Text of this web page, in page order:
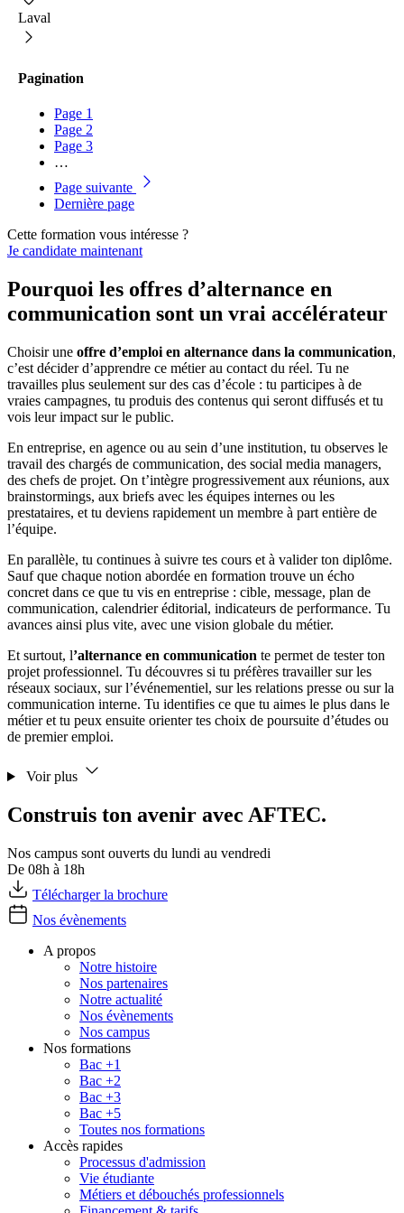
Laval
Pagination
Page 1
Page 2
Page 3
…
Page suivante
Dernière page
Cette formation vous intéresse ?
Je candidate maintenant
Pourquoi les offres d’alternance en
communication sont un vrai accélérateur
Choisir une offre d’emploi en alternance dans la communication,
c’est décider d’apprendre ce métier au contact du réel. Tu ne
travailles plus seulement sur des cas d’école : tu participes à de
vraies campagnes, tu produis des contenus qui seront diffusés et tu
vois leur impact sur le public.
En entreprise, en agence ou au sein d’une institution, tu observes le
travail des chargés de communication, des social media managers,
des chefs de projet. On t’intègre progressivement aux réunions, aux
brainstormings, aux briefs avec les équipes internes ou les
prestataires, et tu deviens rapidement un membre à part entière de
l’équipe.
En parallèle, tu continues à suivre tes cours et à valider ton diplôme.
Sauf que chaque notion abordée en formation trouve un écho
concret dans ce que tu vis en entreprise : cible, message, plan de
communication, calendrier éditorial, indicateurs de performance. Tu
avances ainsi plus vite, avec une vision globale du métier.
Et surtout, l’alternance en communication te permet de tester ton
projet professionnel. Tu découvres si tu préfères travailler sur les
réseaux sociaux, sur l’événementiel, sur les relations presse ou sur la
communication interne. Tu identifies ce que tu aimes le plus dans le
métier et tu peux ensuite orienter tes choix de poursuite d’études ou
de premier emploi.
Voir plus
Construis ton avenir avec AFTEC.
Nos campus sont ouverts du lundi au vendredi
De 08h à 18h
Télécharger la brochure
Nos évènements
A propos
Notre histoire
Nos partenaires
Notre actualité
Nos évènements
Nos campus
Nos formations
Bac +1
Bac +2
Bac +3
Bac +5
Toutes nos formations
Accès rapides
Processus d'admission
Vie étudiante
Métiers et débouchés professionnels